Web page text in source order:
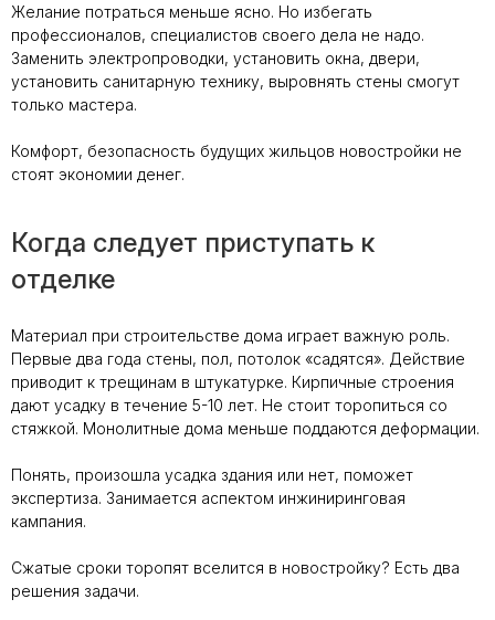
Желание потраться меньше ясно. Но избегать
профессионалов, специалистов своего дела не надо.
Заменить электропроводки, установить окна, двери,
установить санитарную технику, выровнять стены смогут
только мастера.
Комфорт, безопасность будущих жильцов новостройки не
стоят экономии денег.
Когда следует приступать к
отделке
Материал при строительстве дома играет важную роль.
Первые два года стены, пол, потолок «садятся». Действие
приводит к трещинам в штукатурке. Кирпичные строения
дают усадку в течение 5-10 лет. Не стоит торопиться со
стяжкой. Монолитные дома меньше поддаются деформации.
Понять, произошла усадка здания или нет, поможет
экспертиза. Занимается аспектом инжиниринговая
кампания.
Сжатые сроки торопят вселится в новостройку? Есть два
решения задачи.